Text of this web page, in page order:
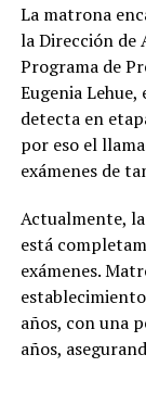
La matrona
la Dirección de
Programa de
Eugenia Lehue,
detecta en
por eso el
exámenes de
Actualmente,
está
exámenes.
años, con una
años,